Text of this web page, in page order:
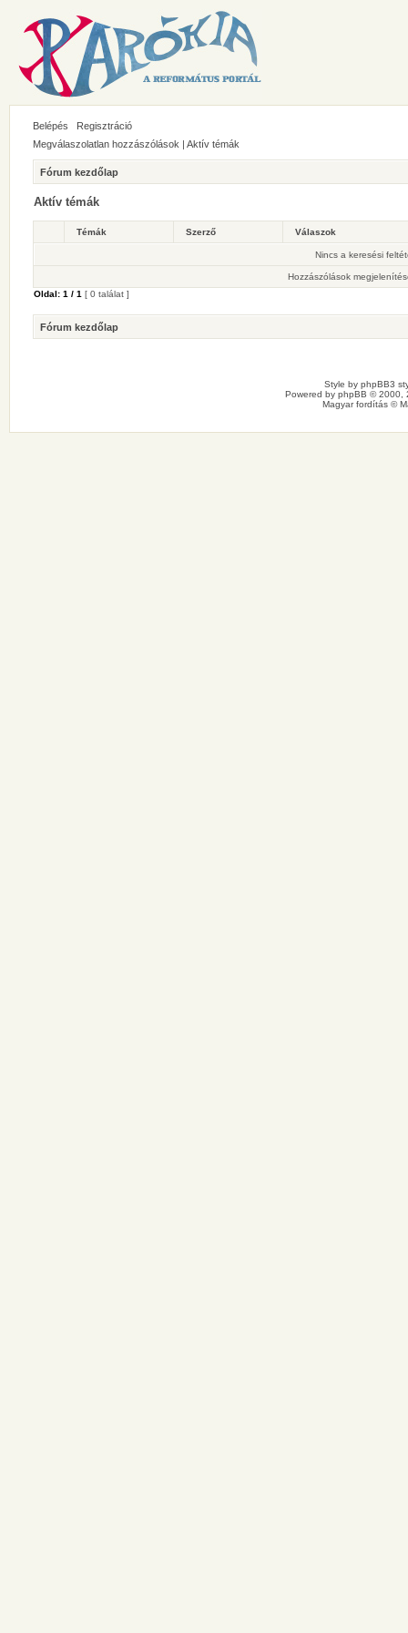
Belépés
Regisztráció
Megválaszolatlan hozzászólások | Aktív témák
Fórum kezdőlap
Aktív témák
Témák Szerző Válaszok
Nincs a keresési
Hozzászólások
Oldal: 1 / 1 [ 0 találat ]
Fórum kezdőlap
Style by phpBB3
Powered by phpBB © 2000,
Magyar fordítás ©